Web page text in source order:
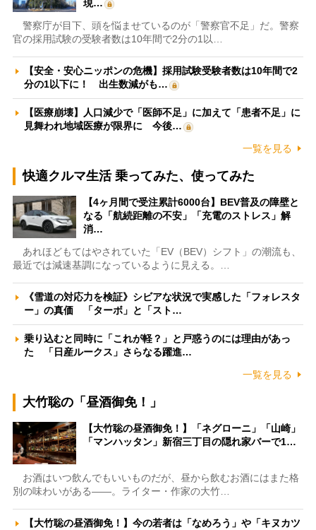
現…
警察庁が目下、頭を悩ませているのが「警察官不足」だ。警察
官の採用試験の受験者数は10年間で2分の1以…
【安全・安心ニッポンの危機】採用試験受験者数は10年間で2
分の1以下に！ 出生数減がも…
【医療崩壊】人口減少で「医師不足」に加えて「患者不足」に
見舞われ地域医療が限界に 今後…
一覧を見る
快適クルマ生活 乗ってみた、使ってみた
【4ヶ月間で受注累計6000台】BEV普及の障壁と
なる「航続距離の不安」「充電のストレス」解
消…
あれほどもてはやされていた「EV（BEV）シフト」の潮流も、
最近では減速基調になっているように見える。…
《雪道の対応力を検証》シビアな状況で実感した「フォレスタ
ー」の真価 「ターボ」と「スト…
乗り込むと同時に「これが軽？」と戸惑うのには理由があっ
た 「日産ルークス」さらなる躍進…
一覧を見る
大竹聡の「昼酒御免！」
【大竹聡の昼酒御免！】「ネグローニ」「山崎」
「マンハッタン」新宿三丁目の隠れ家バーで1…
お酒はいつ飲んでもいいものだが、昼から飲むお酒にはまた格
別の味わいがある――。ライター・作家の大竹…
【大竹聡の昼酒御免！】今の若者は「なめろう」や「キヌカツ